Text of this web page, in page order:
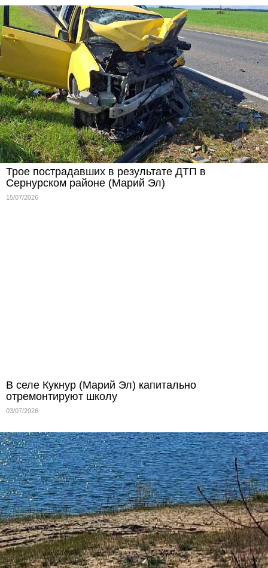
Трое пострадавших в результате ДТП в
Сернурском районе (Марий Эл)
15/07/2026
В селе Кукнур (Марий Эл) капитально
отремонтируют школу
03/07/2026